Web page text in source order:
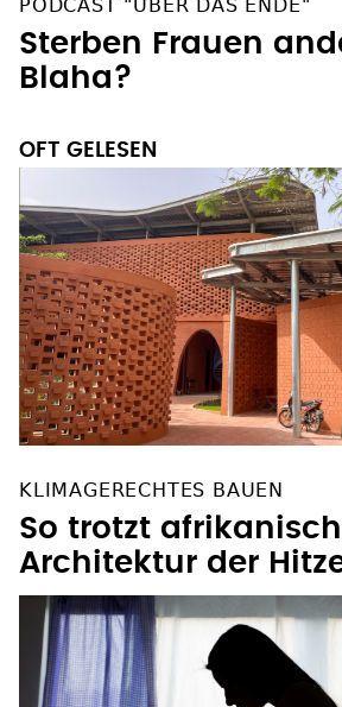
PODCAST "ÜBER DAS ENDE"
Sterben Frauen
Blaha?
OFT GELESEN
KLIMAGERECHTES BAUEN
So trotzt
Architektur der